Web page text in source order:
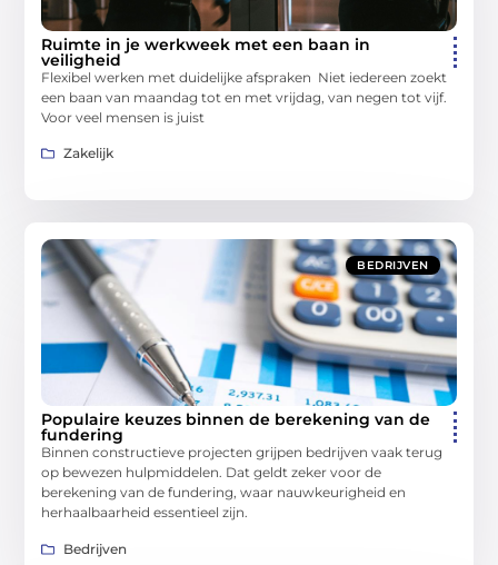
Ruimte in je werkweek met een baan in
veiligheid
Flexibel werken met duidelijke afspraken Niet iedereen zoekt
een baan van maandag tot en met vrijdag, van negen tot vijf.
Voor veel mensen is juist
Zakelijk
BEDRIJVEN
Populaire keuzes binnen de berekening van de
fundering
Binnen constructieve projecten grijpen bedrijven vaak terug
op bewezen hulpmiddelen. Dat geldt zeker voor de
berekening van de fundering, waar nauwkeurigheid en
herhaalbaarheid essentieel zijn.
Bedrijven